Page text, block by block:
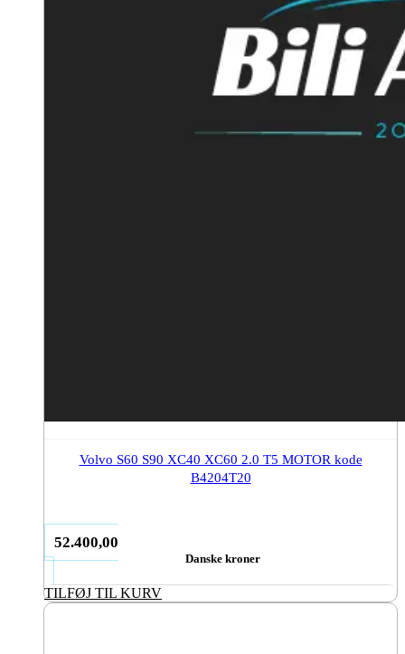
Volvo S60 S90 XC40 XC60 2.0 T5 MOTOR kode
B4204T20
52.400,00
Danske kroner
TILFØJ TIL KURV